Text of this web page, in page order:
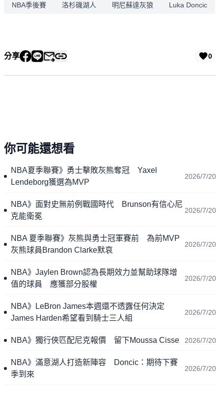
NBA季後賽 洛杉磯湖人 明尼蘇達灰狼 Luka Doncic
分享 0
你可能還想看
NBA夏季聯賽》勇士擊敗灰熊奪冠 Yaxel
Lendeborg獲選為MVP
2026/7/20
NBA》面對史無前例戰國時代 Brunson有信心尼
克能衛冕
2026/7/20
NBA 夏季聯賽》灰熊與勇士冠軍賽前 為前MVP
灰熊球員Brandon Clarke默哀
2026/7/20
NBA》Jaylen Brown認為長期效力並幫助球隊增
值的球員 應獲部分股權
2026/7/20
NBA》LeBron James本週還不透露任何決定
James Harden希望看到騎士三人組
2026/7/20
NBA》獨行俠匹配尼克報價 留下Moussa Cisse 2026/7/20
NBA》滿意湖人打造新陣容 Doncic：期待下賽
季到來
2026/7/20